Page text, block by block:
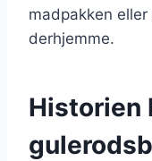
madpakken
derhjemme.
Historien